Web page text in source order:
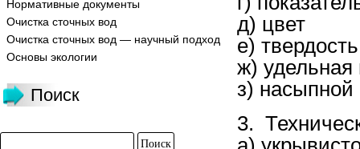
Нормативные документы
Очистка сточных вод
Очистка сточных вод — научный подход
Основы экологии
Поиск
д) цвет
е) твердость
ж) удельная
з)
3.